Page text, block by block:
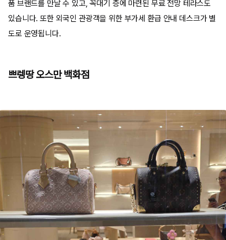
품 브랜드를 만날 수 있고, 꼭대기 층에 마련된 무료 전망 테라스도
있습니다. 또한 외국인 관광객을 위한 부가세 환급 안내 데스크가 별
도로 운영됩니다.
쁘렝땅 오스만 백화점